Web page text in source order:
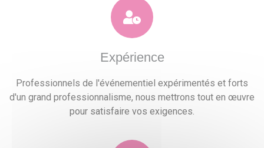
Expérience
Professionnels de l'événementiel expérimentés et forts
d'un grand professionnalisme, nous mettrons tout en œuvre
pour satisfaire vos exigences.